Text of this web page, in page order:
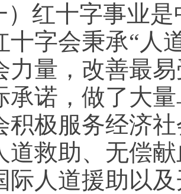
）红十字事业
十字会秉承“人
力量，改善最
承诺，做了大
积极服务经济
道救助、无偿
际人道援助以